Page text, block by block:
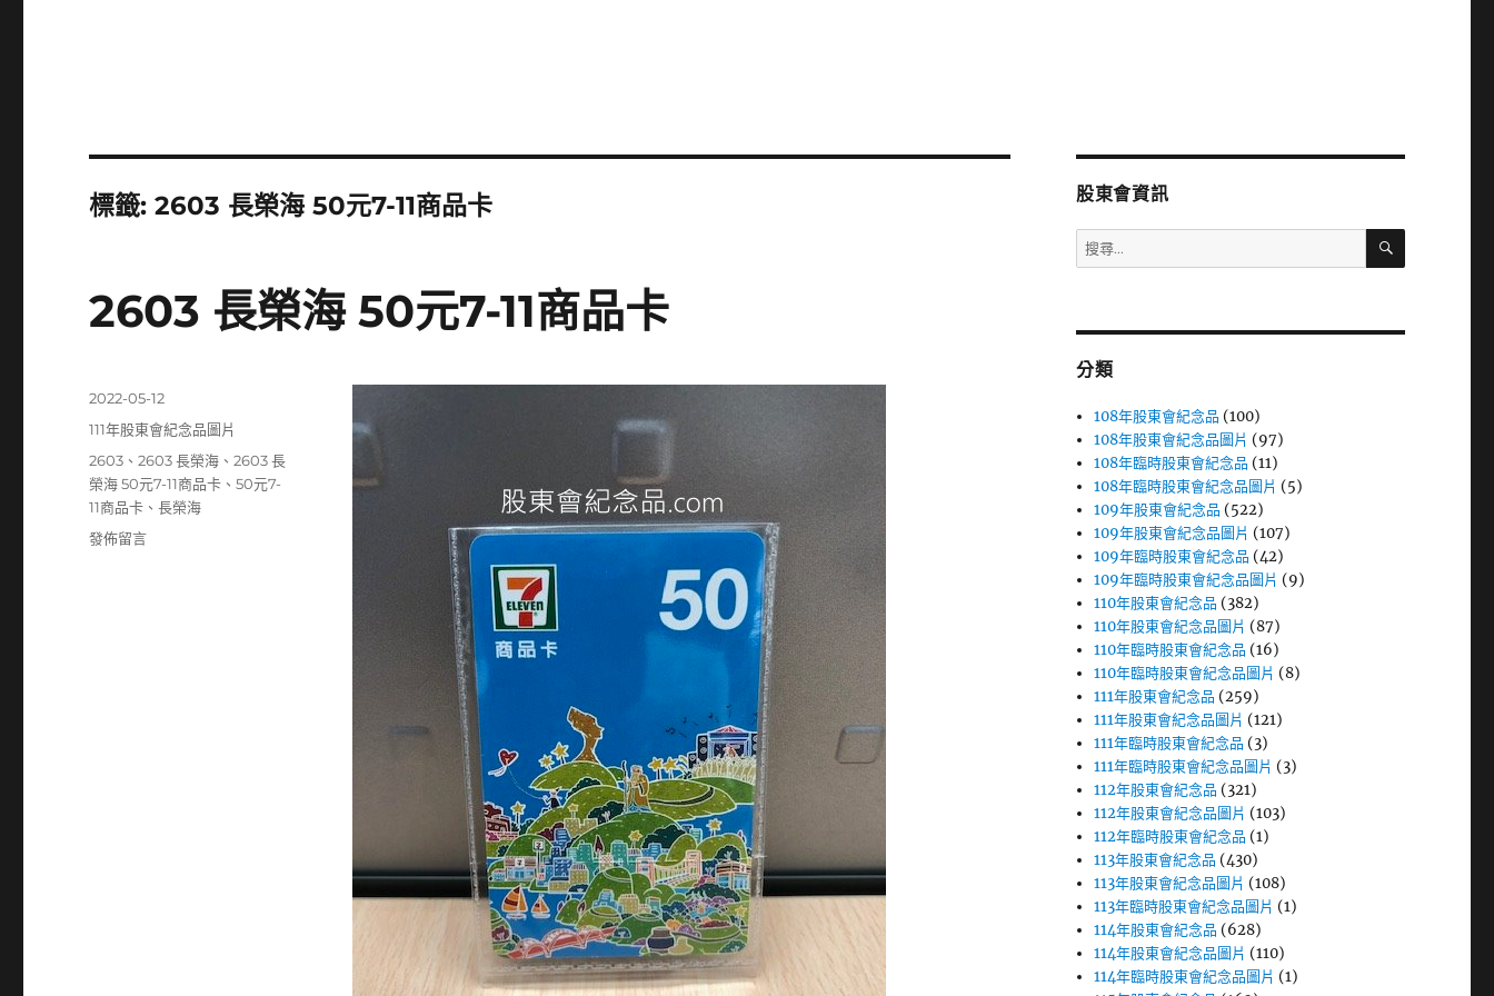
標籤:2603 長榮海 50元7-11商品卡
2603 長榮海 50元7-11商品卡
發
期:
2022-05-12
分
111年股東會紀念品圖片
標
籤
2603 、2603 長榮海 、2603 長
榮海 50元7-11商品卡 、50元7-
11商品卡 、長榮海
在
發佈留言
股東會資訊
搜
尋
字:
搜
分類
108年股東會紀念品 (100)
108年股東會紀念品圖片 (97)
108年臨時股東會紀念品 (11)
108年臨時股東會紀念品圖片 (5)
109年股東會紀念品 (522)
109年股東會紀念品圖片 (107)
109年臨時股東會紀念品 (42)
109年臨時股東會紀念品圖片 (9)
110年股東會紀念品 (382)
110年股東會紀念品圖片 (87)
110年臨時股東會紀念品 (16)
110年臨時股東會紀念品圖片 (8)
111年股東會紀念品 (259)
111年股東會紀念品圖片 (121)
111年臨時股東會紀念品 (3)
111年臨時股東會紀念品圖片 (3)
112年股東會紀念品 (321)
112年股東會紀念品圖片 (103)
112年臨時股東會紀念品 (1)
113年股東會紀念品 (430)
113年股東會紀念品圖片 (108)
113年臨時股東會紀念品圖片 (1)
114年股東會紀念品 (628)
114年股東會紀念品圖片 (110)
114年臨時股東會紀念品圖片 (1)